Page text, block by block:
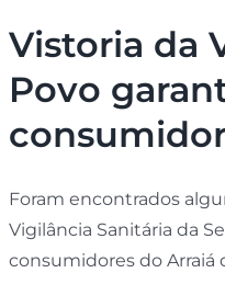
Vistoria da
Povo
Foram encontrados
Vigilância Sanitária da
consumidores do Arraiá